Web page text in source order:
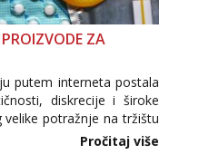
ZA
putem interneta postala
diskrecije i široke
potražnje na tržištu
proizvodi, nepouzdane
podrijetla. ...
Pročitaj više